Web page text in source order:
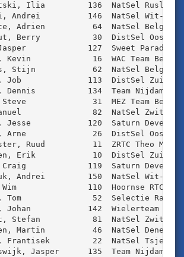
Ilia         136  NatSel
Andrei          146  NatSel Wit-
Adrien          64  NatSel
Berry           30  DistSel Oost
127  Sweet Paradise
Kevin             16  WAC Team
Stijn            62  NatSel
Job              113  DistSel Zuid
Dennis           134  Team Nijdam/
Steve              31  MEZ Team
82  NatSel
Jesse            120  Saturn
Arne              26  DistSel Oost
Ruud          11  ZRTC Theo
Erik            10  DistSel Zuid-
Craig             119  Saturn
Andrei         150  NatSel Wit-
Wim               110  Hoornse
Tom               52  Selectie
Johan            142  Wielerteam
Stefan           81  NatSel
Martin          46  NatSel
Frantisek         22  NatSel
Jasper      135  Team